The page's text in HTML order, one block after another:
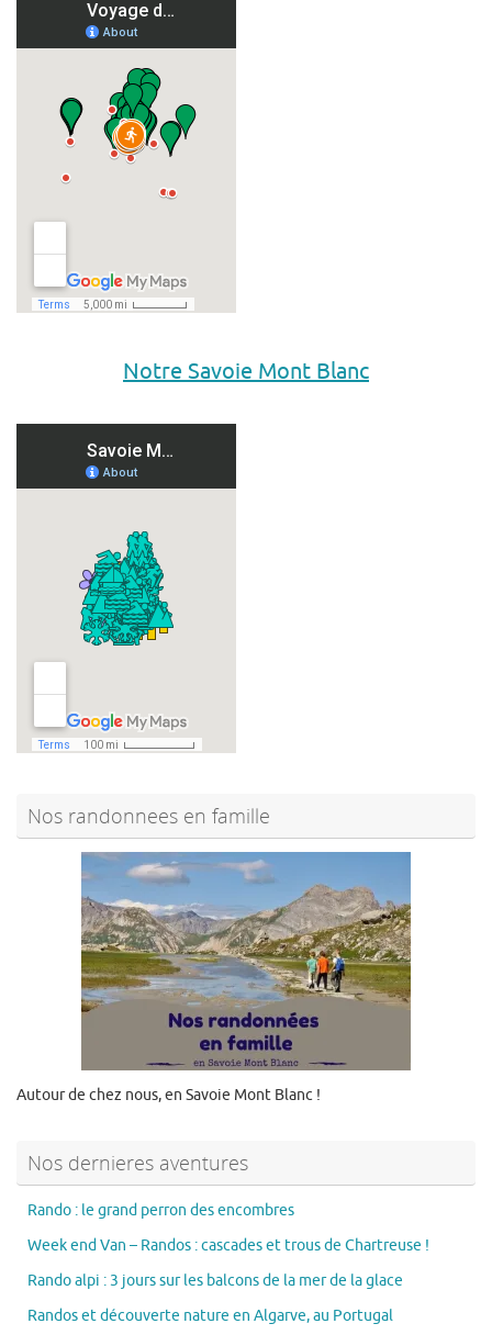
Notre Savoie Mont Blanc
Nos randonnees en famille
Autour de chez nous, en Savoie Mont Blanc !
Nos dernieres aventures
Rando : le grand perron des encombres
Week end Van – Randos : cascades et trous de Chartreuse !
Rando alpi : 3 jours sur les balcons de la mer de la glace
Randos et découverte nature en Algarve, au Portugal